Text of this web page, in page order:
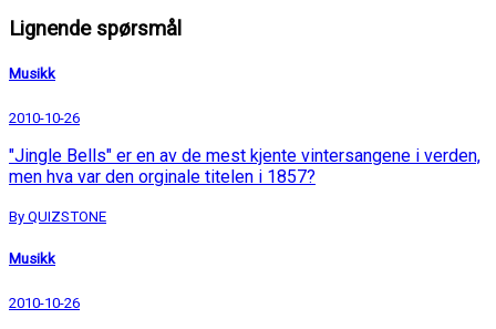
Lignende spørsmål
Musikk
2010-10-26
"Jingle Bells" er en av de mest kjente vintersangene i verden,
men hva var den orginale titelen i 1857?
By QUIZSTONE
Musikk
2010-10-26